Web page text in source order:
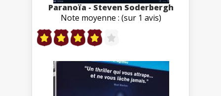
Paranoïa - Steven Soderbergh
Note moyenne : (sur 1 avis)